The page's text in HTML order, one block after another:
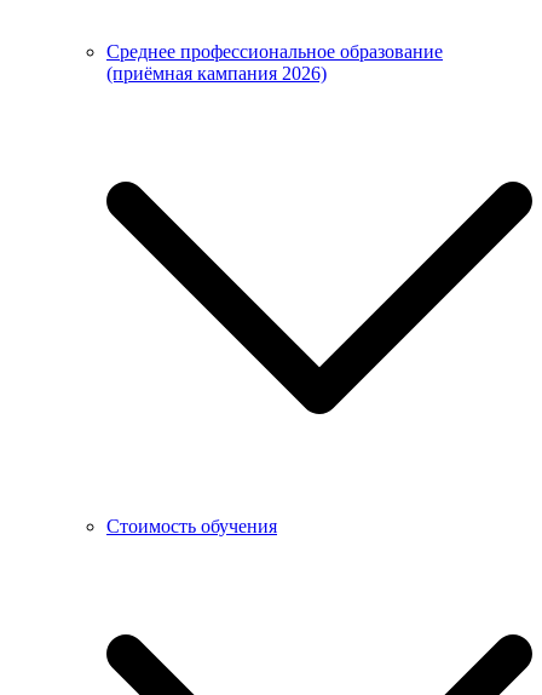
Среднее профессиональное образование
(приёмная кампания 2026)
Стоимость обучения